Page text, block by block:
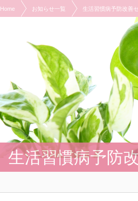
Home お知らせ一覧 生活習慣病予防改善
生活習慣病予防